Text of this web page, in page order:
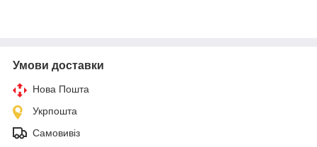
Умови доставки
Нова Пошта
Укрпошта
Самовивіз